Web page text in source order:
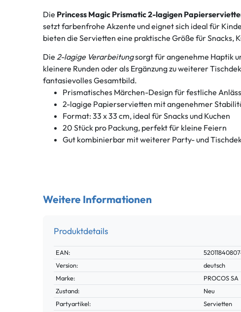
Die Princess Magic Prismatic 2-lagigen
setzt farbenfrohe Akzente und eignet sich ideal für
bieten die Servietten eine praktische Größe für Snacks,
Die 2-lagige Verarbeitungsorgt für angenehme Haptik
kleinere Runden oder als Ergänzung zu weiterer
fantasievolles Gesamtbild.
Prismatisches Märchen-Design für festliche
2-lagige Papierservietten mit angenehmer
Format: 33 x 33 cm, ideal für Snacks und Kuchen
20 Stück pro Packung, perfekt für kleine Feiern
Gut kombinierbar mit weiterer Party- und
Weitere Informationen
Produktdetails
Technisches
Merkmal
Wert
EAN:
Version:
deutsch
Marke:
PROCOS SA
Zustand:
Neu
Partyartikel:
Servietten